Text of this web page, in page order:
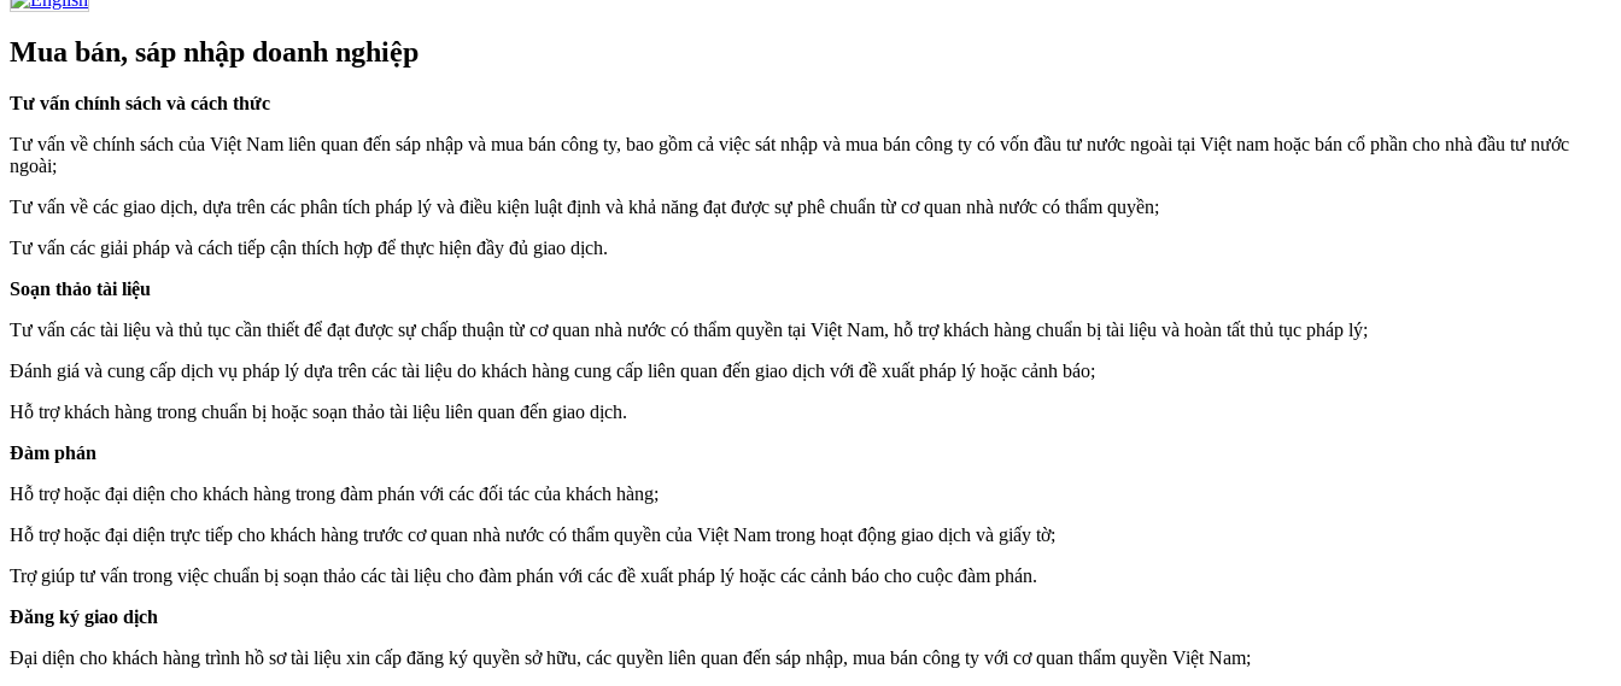
Mua bán, sáp nhập doanh nghiệp
Tư vấn chính sách và cách thức
Tư vấn về chính sách của Việt Nam liên quan đến sáp nhập và mua bán công ty, bao gồm cả việc sát nhập và mua bán công ty có vốn đầu tư nước ngoài tại Việt nam hoặc bán cổ phần cho nhà đầu tư nước
ngoài;
Tư vấn về các giao dịch, dựa trên các phân tích pháp lý và điều kiện luật định và khả năng đạt được sự phê chuẩn từ cơ quan nhà nước có thẩm quyền;
Tư vấn các giải pháp và cách tiếp cận thích hợp để thực hiện đầy đủ giao dịch.
Soạn thảo tài liệu
Tư vấn các tài liệu và thủ tục cần thiết để đạt được sự chấp thuận từ cơ quan nhà nước có thẩm quyền tại Việt Nam, hỗ trợ khách hàng chuẩn bị tài liệu và hoàn tất thủ tục pháp lý;
Đánh giá và cung cấp dịch vụ pháp lý dựa trên các tài liệu do khách hàng cung cấp liên quan đến giao dịch với đề xuất pháp lý hoặc cảnh báo;
Hỗ trợ khách hàng trong chuẩn bị hoặc soạn thảo tài liệu liên quan đến giao dịch.
Đàm phán
Hỗ trợ hoặc đại diện cho khách hàng trong đàm phán với các đối tác của khách hàng;
Hỗ trợ hoặc đại diện trực tiếp cho khách hàng trước cơ quan nhà nước có thẩm quyền của Việt Nam trong hoạt động giao dịch và giấy tờ;
Trợ giúp tư vấn trong việc chuẩn bị soạn thảo các tài liệu cho đàm phán với các đề xuất pháp lý hoặc các cảnh báo cho cuộc đàm phán.
Đăng ký giao dịch
Đại diện cho khách hàng trình hồ sơ tài liệu xin cấp đăng ký quyền sở hữu, các quyền liên quan đến sáp nhập, mua bán công ty với cơ quan thẩm quyền Việt Nam;